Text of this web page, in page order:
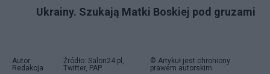
Ukrainy. Szukają Matki Boskiej pod gruzami
Autor:
Redakcja
Źródło: Salon24.pl,
Twitter, PAP
© Artykuł jest chroniony
prawem autorskim.